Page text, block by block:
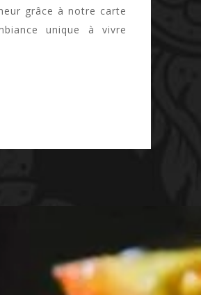
grâce à notre carte
unique à vivre